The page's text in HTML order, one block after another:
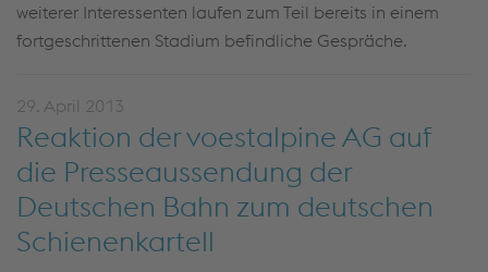
weiterer Interessenten laufen zum Teil bereits in einem
fortgeschrittenen Stadium befindliche Gespräche.
29. April 2013
Reaktion der voestalpine AG auf
die Presseaussendung der
Deutschen Bahn zum deutschen
Schienenkartell